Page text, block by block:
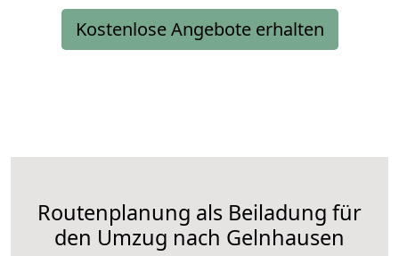
Kostenlose Angebote erhalten
Routenplanung als Beiladung für
den Umzug nach Gelnhausen